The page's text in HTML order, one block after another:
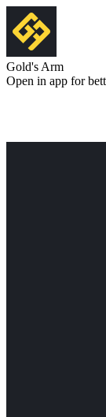
Gold's Arm
Open in app for